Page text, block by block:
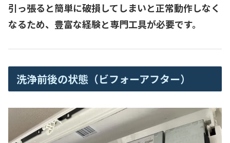
引っ張ると簡単に破損してしまいと正常動作しなく
なるため、豊富な経験と専門工具が必要です。
洗浄前後の状態（ビフォーアフター）